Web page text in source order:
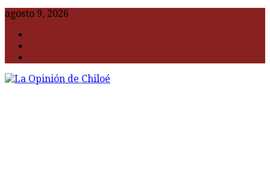
agosto 9, 2026